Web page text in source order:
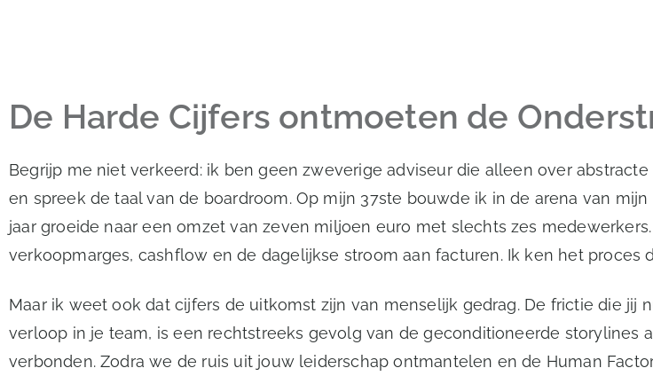
De Harde Cijfers ontmoeten de
Begrijp me niet verkeerd: ik ben geen zweverige adviseur die alleen over
en spreek de taal van de boardroom. Op mijn 37ste bouwde ik in de arena van
jaar groeide naar een omzet van zeven miljoen euro met slechts zes
verkoopmarges, cashflow en de dagelijkse stroom aan facturen. Ik ken het proces
Maar ik weet ook dat cijfers de uitkomst zijn van menselijk gedrag. De frictie die jij
verloop in je team, is een rechtstreeks gevolg van de geconditioneerde storylines
verbonden. Zodra we de ruis uit jouw leiderschap ontmantelen en de Human